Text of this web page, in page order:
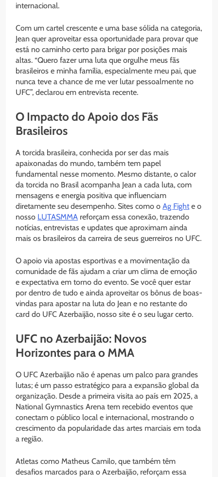
internacional.
Com um cartel crescente e uma base sólida na categoria,
Jean quer aproveitar essa oportunidade para provar que
está no caminho certo para brigar por posições mais
altas. “Quero fazer uma luta que orgulhe meus fãs
brasileiros e minha família, especialmente meu pai, que
nunca teve a chance de me ver lutar pessoalmente no
UFC”, declarou em entrevista recente.
O Impacto do Apoio dos Fãs
Brasileiros
A torcida brasileira, conhecida por ser das mais
apaixonadas do mundo, também tem papel
fundamental nesse momento. Mesmo distante, o calor
da torcida no Brasil acompanha Jean a cada luta, com
mensagens e energia positiva que influenciam
diretamente seu desempenho. Sites como o Ag Fight e o
nosso LUTASMMA reforçam essa conexão, trazendo
notícias, entrevistas e updates que aproximam ainda
mais os brasileiros da carreira de seus guerreiros no UFC.
O apoio via apostas esportivas e a movimentação da
comunidade de fãs ajudam a criar um clima de emoção
e expectativa em torno do evento. Se você quer estar
por dentro de tudo e ainda aproveitar os bônus de boas-
vindas para apostar na luta do Jean e no restante do
card do UFC Azerbaijão, nosso site é o seu lugar certo.
UFC no Azerbaijão: Novos
Horizontes para o MMA
O UFC Azerbaijão não é apenas um palco para grandes
lutas; é um passo estratégico para a expansão global da
organização. Desde a primeira visita ao país em 2025, a
National Gymnastics Arena tem recebido eventos que
conectam o público local e internacional, mostrando o
crescimento da popularidade das artes marciais em toda
a região.
Atletas como Matheus Camilo, que também têm
desafios marcados para o Azerbaijão, reforçam essa